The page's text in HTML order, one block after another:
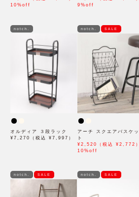
10%off
9%off
notch.
オルディア ３段ラック
¥7,270（税込 ¥7,997）
notch. SALE
アーチ スクエアバスケッ
ト
¥2,520（税込 ¥2,772）
10%off
notch. SALE notch. SALE